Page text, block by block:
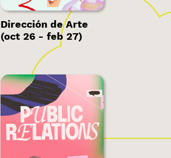
Dirección de Arte
(oct 26 - feb 27)
Hay plazas
disponibles.